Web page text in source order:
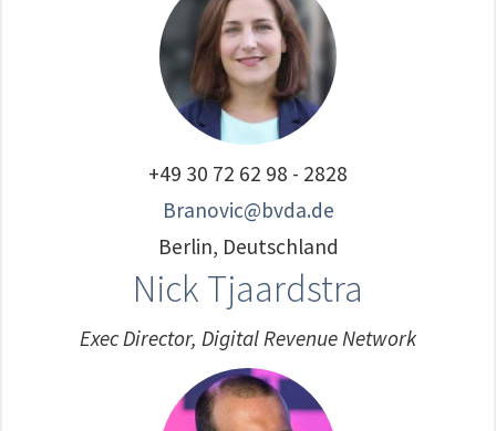
+49 30 72 62 98 - 2828
Branovic@bvda.de
Berlin, Deutschland
Nick Tjaardstra
Exec Director, Digital Revenue Network